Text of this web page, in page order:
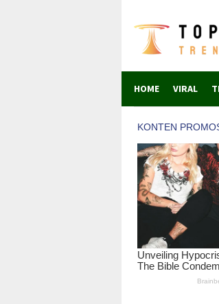
content
HOME VIRAL